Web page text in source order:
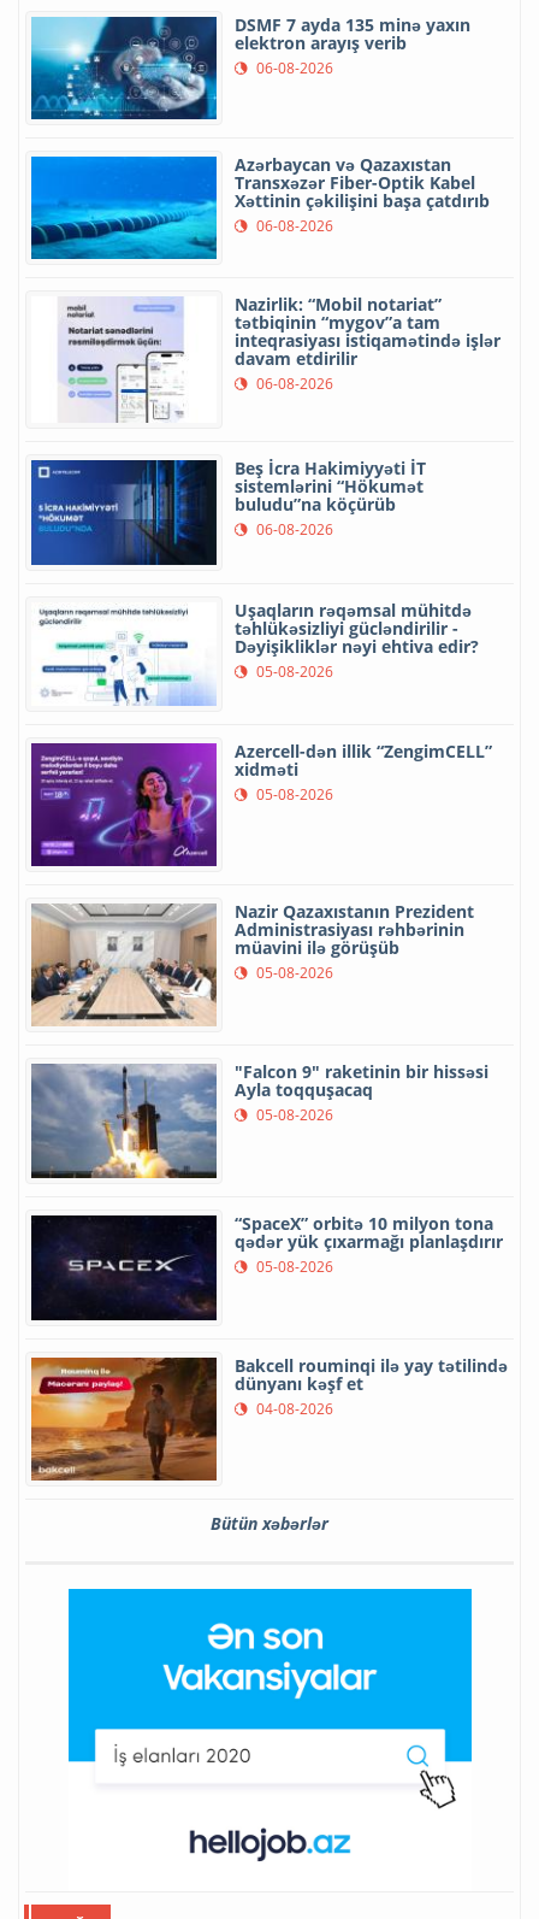
DSMF 7 ayda 135 minə yaxın
elektron arayış verib
06-08-2026
Azərbaycan və Qazaxıstan
Transxəzər Fiber-Optik Kabel
Xəttinin çəkilişini başa çatdırıb
06-08-2026
Nazirlik: “Mobil notariat”
tətbiqinin “mygov”a tam
inteqrasiyası istiqamətində işlər
davam etdirilir
06-08-2026
Beş İcra Hakimiyyəti İT
sistemlərini “Hökumət
buludu”na köçürüb
06-08-2026
Uşaqların rəqəmsal mühitdə
təhlükəsizliyi gücləndirilir -
Dəyişikliklər nəyi ehtiva edir?
05-08-2026
Azercell-dən illik “ZengimCELL”
xidməti
05-08-2026
Nazir Qazaxıstanın Prezident
Administrasiyası rəhbərinin
müavini ilə görüşüb
05-08-2026
"Falcon 9" raketinin bir hissəsi
Ayla toqquşacaq
05-08-2026
“SpaceX” orbitə 10 milyon tona
qədər yük çıxarmağı planlaşdırır
05-08-2026
Bakcell rouminqi ilə yay tətilində
dünyanı kəşf et
04-08-2026
Bütün xəbərlər